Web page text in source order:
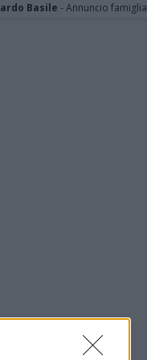
Basile - Annuncio famiglia